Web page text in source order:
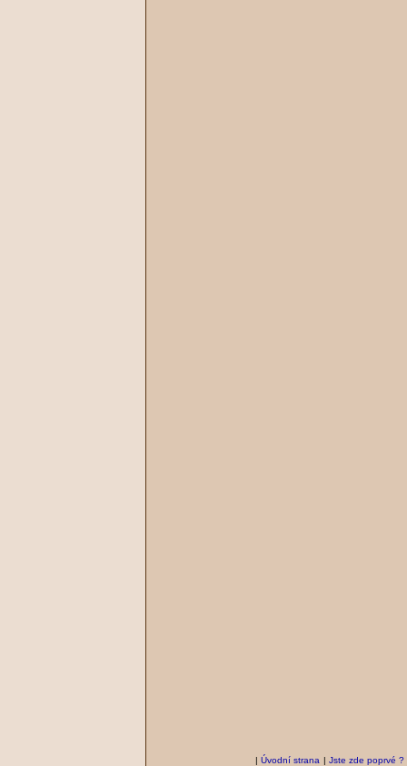
| Úvodní strana | Jste zde poprvé ?